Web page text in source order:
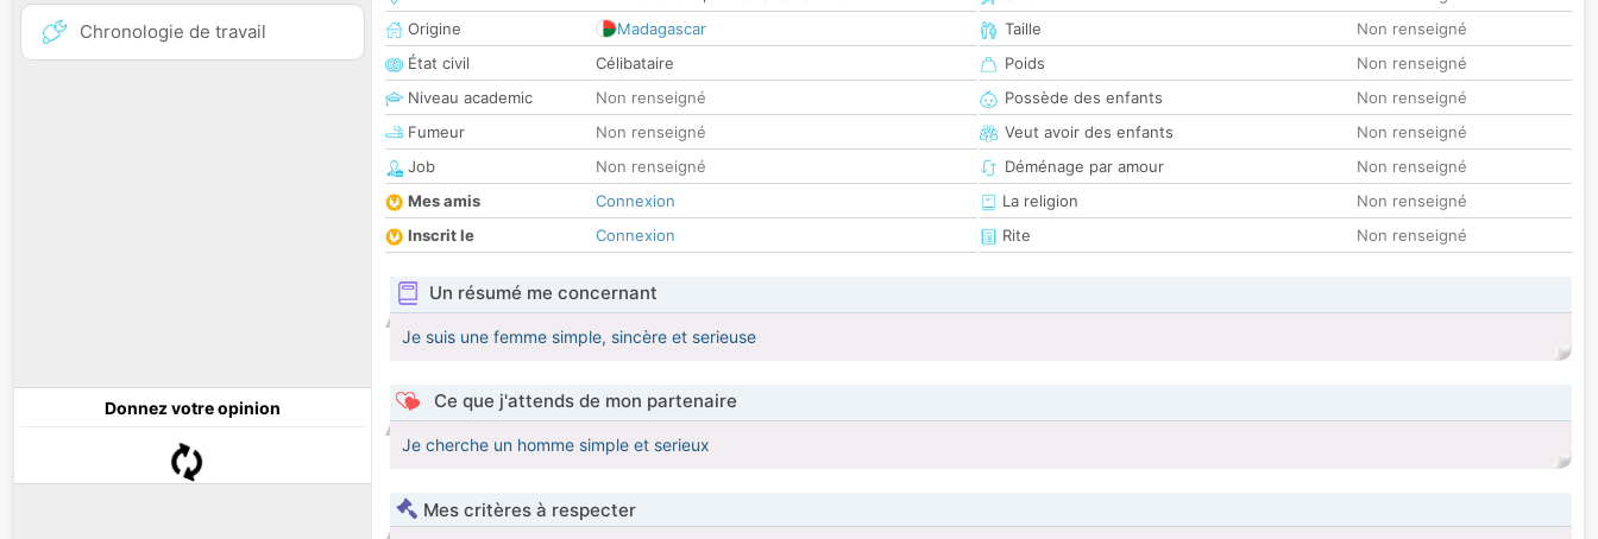
Chronologie de travail
Donnez votre opinion
Origine
Madagascar
État civil
Célibataire
Niveau academic
Non renseigné
Fumeur
Non renseigné
Job
Non renseigné
Mes amis
Connexion
Inscrit le
Connexion
Taille
Non renseigné
Poids
Non renseigné
Possède des enfants
Non renseigné
Veut avoir des enfants
Non renseigné
Déménage par amour
Non renseigné
La religion
Non renseigné
Rite
Non renseigné
Un résumé me concernant
Je suis une femme simple, sincère et serieuse
Ce que j'attends de mon partenaire
Je cherche un homme simple et serieux
Mes critères à respecter